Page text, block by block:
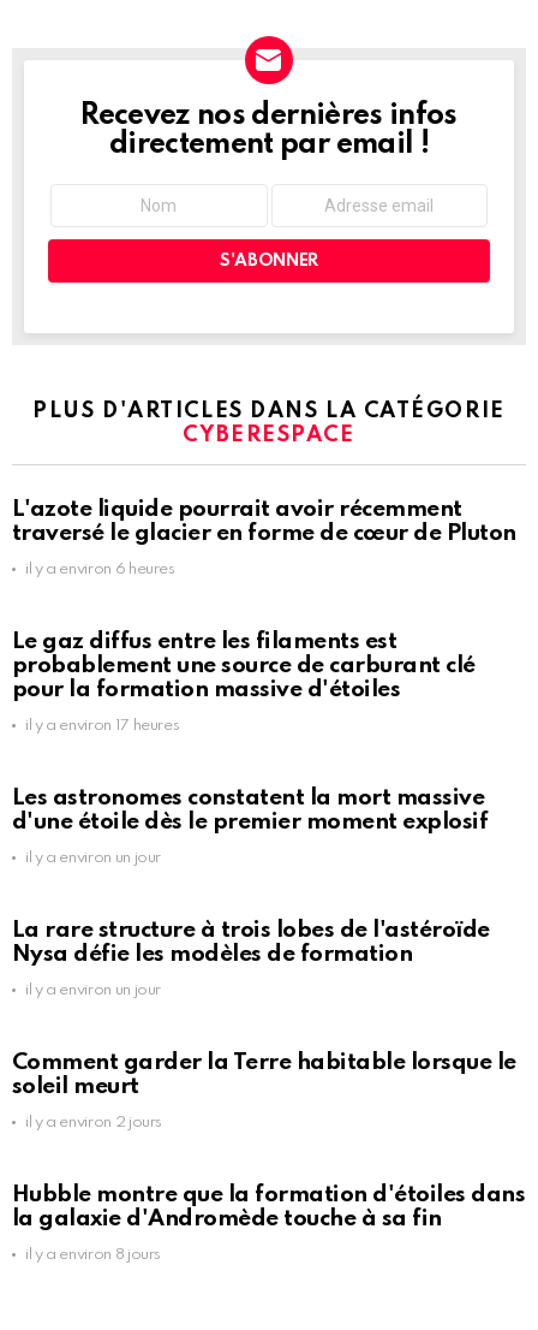
NEWSLETTER
Recevez nos dernières infos
directement par email !
PLUS D'ARTICLES DANS LA CATÉGORIE
CYBERESPACE
L'azote liquide pourrait avoir récemment
traversé le glacier en forme de cœur de Pluton
il y a environ 6 heures
Le gaz diffus entre les filaments est
probablement une source de carburant clé
pour la formation massive d'étoiles
il y a environ 17 heures
Les astronomes constatent la mort massive
d'une étoile dès le premier moment explosif
il y a environ un jour
La rare structure à trois lobes de l'astéroïde
Nysa défie les modèles de formation
il y a environ un jour
Comment garder la Terre habitable lorsque le
soleil meurt
il y a environ 2 jours
Hubble montre que la formation d'étoiles dans
la galaxie d'Andromède touche à sa fin
il y a environ 8 jours